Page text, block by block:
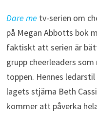
Dare me tv-serien om
på Megan Abbotts bok
faktiskt att serien är
grupp cheerleaders
toppen. Hennes
lagets stjärna Beth
kommer att påverka